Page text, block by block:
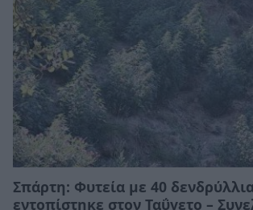
Σπάρτη: Φυτεία με 40
εντοπίστηκε στον Ταΰγετο –